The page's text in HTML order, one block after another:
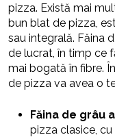
pizza. Există mai
bun blat de pizza,
sau integrală. Făina
de lucrat, în timp ce
mai bogată în fibre.
de pizza va avea o
Făina de grâu
pizza clasice,